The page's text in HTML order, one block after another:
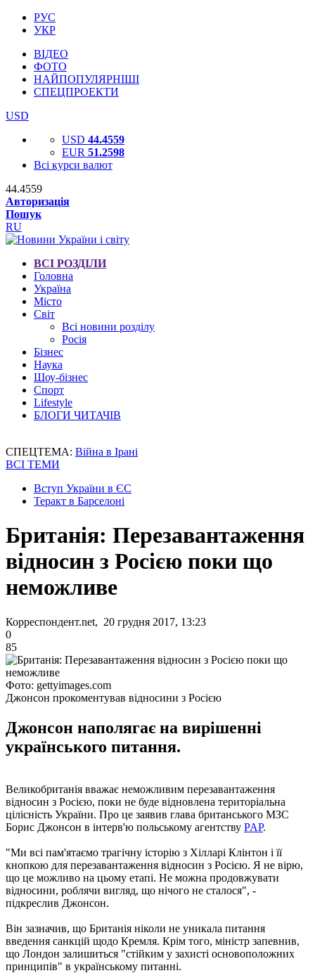
РУС
УКР
ВІДЕО
ФОТО
НАЙПОПУЛЯРНІШІ
СПЕЦПРОЕКТИ
USD
USD 44.4559
EUR 51.2598
Всі курси валют
44.4559
Авторизація
Пошук
RU
ВСІ РОЗДІЛИ
Головна
Україна
Місто
Світ
Всі новини розділу
Росія
Бізнес
Наука
Шоу-бізнес
Спорт
Lifestyle
БЛОГИ ЧИТАЧІВ
СПЕЦТЕМА: Війна в Ірані
ВСІ ТЕМИ
Вступ України в ЄС
Теракт в Барселоні
Британія: Перезавантаження
відносин з Росією поки що
неможливе
Корреспондент.net, 20 грудня 2017, 13:23
0
85
Фото: gettyimages.com
Джонсон прокоментував відносини з Росією
Джонсон наполягає на вирішенні
українського питання.
Великобританія вважає неможливим перезавантаження
відносин з Росією, поки не буде відновлена ​​територіальна
цілісність України. Про це заявив глава британського МЗС
Борис Джонсон в інтерв'ю польському агентству PAP.
"Ми всі пам'ятаємо трагічну історію з Хілларі Клінтон і її
кнопкою для перезавантаження відносин з Росією. Я не вірю,
що це можливо на цьому етапі. Не можна продовжувати
відносини, роблячи вигляд, що нічого не сталося", -
підкреслив Джонсон.
Він зазначив, що Британія ніколи не уникала питання
введення санкцій щодо Кремля. Крім того, міністр запевнив,
що Лондон залишиться "стійким у захисті основоположних
принципів" в українському питанні.